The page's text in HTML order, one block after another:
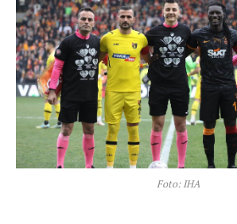
Foto: IHA